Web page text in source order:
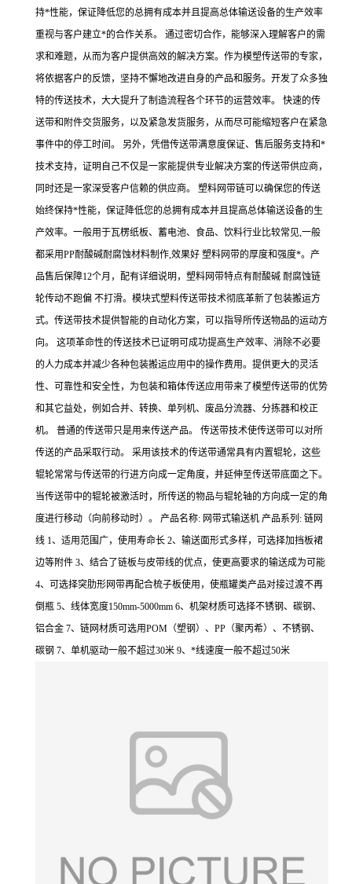
持*性能，保证降低您的总拥有成本并且提高总体输送设备的生产效率
重视与客户建立*的合作关系。 通过密切合作，能够深入理解客户的需
求和难题，从而为客户提供高效的解决方案。作为模塑传送带的专家，
将依据客户的反馈，坚持不懈地改进自身的产品和服务。开发了众多独
特的传送技术，大大提升了制造流程各个环节的运营效率。 快速的传
送带和附件交货服务，以及紧急发货服务，从而尽可能缩短客户在紧急
事件中的停工时间。 另外，凭借传送带满意度保证、售后服务支持和*
技术支持，证明自己不仅是一家能提供专业解决方案的传送带供应商，
同时还是一家深受客户信赖的供应商。 塑料网带链可以确保您的传送
始终保持*性能，保证降低您的总拥有成本并且提高总体输送设备的生
产效率。一般用于瓦楞纸板、蓄电池、食品、饮料行业比较常见,一般
都采用PP耐酸碱耐腐蚀材料制作,效果好 塑料网带的厚度和强度*。产
品售后保障12个月，配有详细说明，塑料网带特点有耐酸碱 耐腐蚀链
轮传动不跑偏 不打滑。模块式塑料传送带技术彻底革新了包装搬运方
式。传送带技术提供智能的自动化方案，可以指导所传送物品的运动方
向。 这项革命性的传送技术已证明可成功提高生产效率、消除不必要
的人力成本并减少各种包装搬运应用中的操作费用。提供更大的灵活
性、可靠性和安全性，为包装和箱体传送应用带来了模塑传送带的优势
和其它益处，例如合并、转换、单列机、废品分流器、分拣器和校正
机。 普通的传送带只是用来传送产品。 传送带技术使传送带可以对所
传送的产品采取行动。 采用该技术的传送带通常具有内置辊轮，这些
辊轮常常与传送带的行进方向成一定角度，并延伸至传送带底面之下。
当传送带中的辊轮被激活时，所传送的物品与辊轮轴的方向成一定的角
度进行移动（向前移动时）。 产品名称: 网带式输送机 产品系列: 链网
线 1、适用范围广，使用寿命长 2、输送面形式多样，可选择加挡板裙
边等附件 3、结合了链板与皮带线的优点，使更高要求的输送成为可能
4、可选择突肋形网带再配合梳子板使用，使瓶罐类产品对接过渡不再
倒瓶 5、线体宽度150mm-5000mm 6、机架材质可选择不锈钢、碳钢、
铝合金 7、链网材质可选用POM（塑钢）、PP（聚丙希）、不锈钢、
碳钢 7、单机驱动一般不超过30米 9、*线速度一般不超过50米